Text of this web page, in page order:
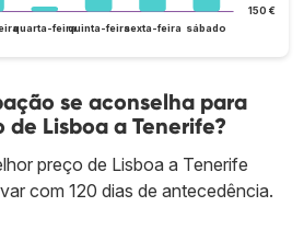
150 €
quarta-feiraquinta-feirasexta-feira sábado
se aconselha para
de Lisboa a Tenerife?
preço de Lisboa a Tenerife
com 120 dias de antecedência.